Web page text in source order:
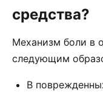
средства?
Механизм боли в
следующим
В